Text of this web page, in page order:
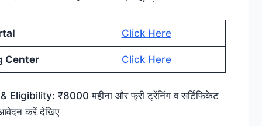
Click Here
Center Click Here
₹8000 महीना और फ्री ट्रेंनिंग व सर्टिफिकेट
करें देखिए